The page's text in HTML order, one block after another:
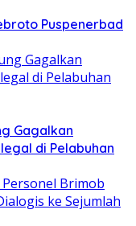
Puspenerbad
Gagalkan
di Pelabuhan